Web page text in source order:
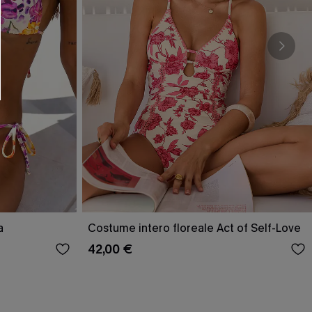
Costume intero floreale Act of Self-Love
42,00 €
SCONT
e-mail di marketing (compresi contenuti
i nostriTermini e condizioni . Potremmo
come i pixel presenti nelle
valutare il livello di coinvolgimento,
che potrebbero interessarti, il tutto
. Puoi annullare l'iscrizione in qualsiasi